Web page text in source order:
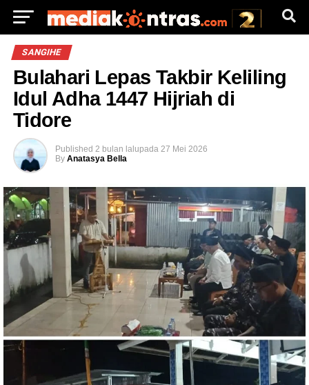
SANGIHE
Bulahari Lepas Takbir Keliling
Idul Adha 1447 Hijriah di
Tidore
Published 2 bulan lalupada 27 Mei 2026
By Anatasya Bella